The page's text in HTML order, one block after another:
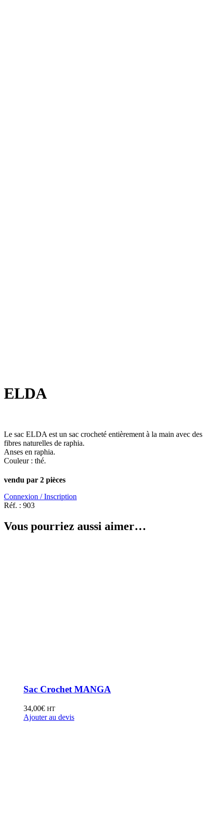
ELDA
Le sac ELDA est un sac crocheté entièrement à la main avec des
fibres naturelles de raphia.
Anses en raphia.
Couleur : thé.
vendu par 2 pièces
Connexion / Inscription
Réf. : 903
Vous pourriez aussi aimer…
Sac Crochet MANGA
34,00€ HT
Ajouter au devis